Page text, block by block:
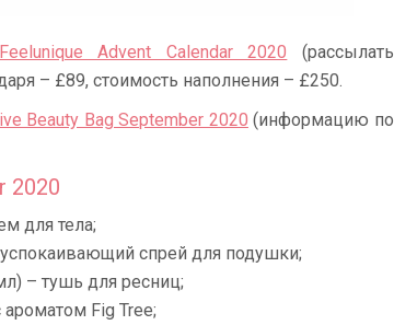
Feelunique Advent Calendar 2020 (рассылать
– £89, стоимость наполнения – £250.
Beauty Bag September 2020 (информацию по
2020
для тела;
спрей для подушки;
– тушь для ресниц;
ароматом Fig Tree;